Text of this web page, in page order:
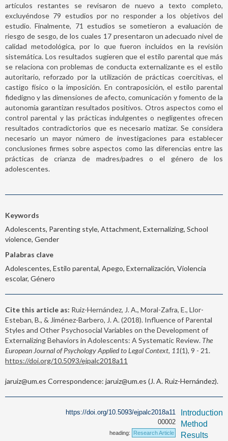
artículos restantes se revisaron de nuevo a texto completo,
excluyéndose 79 estudios por no responder a los objetivos del
estudio. Finalmente, 71 estudios se sometieron a evaluación de
riesgo de sesgo, de los cuales 17 presentaron un adecuado nivel de
calidad metodológica, por lo que fueron incluidos en la revisión
sistemática. Los resultados sugieren que el estilo parental que más
se relaciona con problemas de conducta externalizante es el estilo
autoritario, reforzado por la utilización de prácticas coercitivas, el
castigo físico o la imposición. En contraposición, el estilo parental
fidedigno y las dimensiones de afecto, comunicación y fomento de la
autonomía garantizan resultados positivos. Otros aspectos como el
control parental y las prácticas indulgentes o negligentes ofrecen
resultados contradictorios que es necesario matizar. Se considera
necesario un mayor número de investigaciones para establecer
conclusiones firmes sobre aspectos como las diferencias entre las
prácticas de crianza de madres/padres o el género de los
adolescentes.
Keywords
Adolescents, Parenting style, Attachment, Externalizing, School
violence, Gender
Palabras clave
Adolescentes, Estilo parental, Apego, Externalización, Violencia
escolar, Género
Cite this article as: Ruiz-Hernández, J. A., Moral-Zafra, E., Llor-
Esteban, B., & Jiménez-Barbero, J. A. (2018). Influence of Parental
Styles and Other Psychosocial Variables on the Development of
Externalizing Behaviors in Adolescents: A Systematic Review. The
European Journal of Psychology Applied to Legal Context, 11(1), 9 - 21.
https://doi.org/10.5093/ejpalc2018a11
jaruiz@um.es Correspondence: jaruiz@um.es (J. A. Ruiz-Hernández).
https://doi.org/10.5093/ejpalc2018a11
00002
heading: Research Article
Introduction
Method
Results